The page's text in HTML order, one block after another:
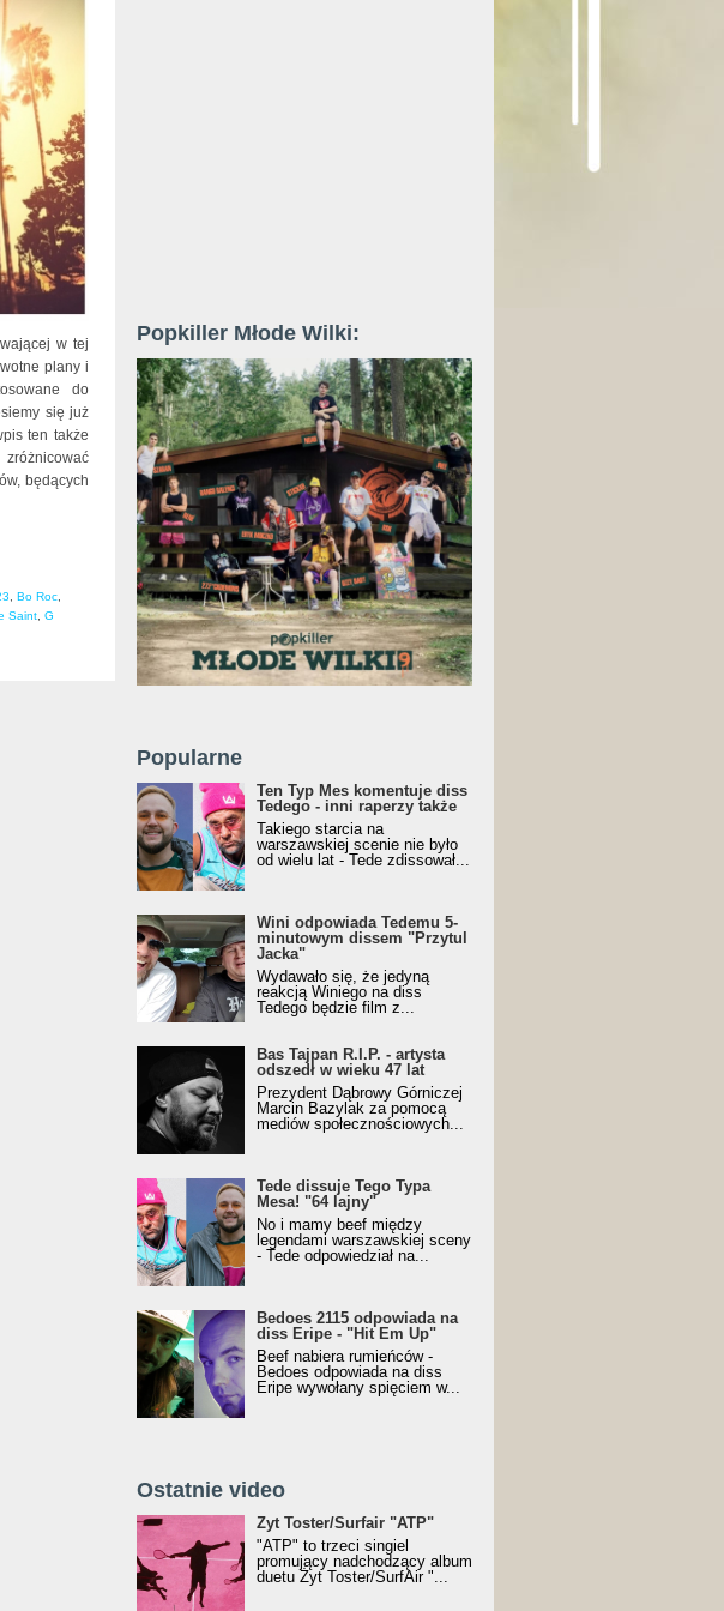
w tej
plany i
do
się już
ten także
będących
, Bo Roc,
Saint, G
Popkiller Młode Wilki:
Popularne
Ten Typ Mes komentuje diss
Tedego - inni raperzy także
Takiego starcia na
warszawskiej scenie nie było
od wielu lat - Tede zdissował...
Wini odpowiada Tedemu 5-
minutowym dissem "Przytul
Jacka"
Wydawało się, że jedyną
reakcją Winiego na diss
Tedego będzie film z...
Bas Tajpan R.I.P. - artysta
odszedł w wieku 47 lat
Prezydent Dąbrowy Górniczej
Marcin Bazylak za pomocą
mediów społecznościowych...
Tede dissuje Tego Typa
Mesa! "64 lajny"
No i mamy beef między
legendami warszawskiej sceny
- Tede odpowiedział na...
Bedoes 2115 odpowiada na
diss Eripe - "Hit Em Up"
Beef nabiera rumieńców -
Bedoes odpowiada na diss
Eripe wywołany spięciem w...
Ostatnie video
Żyt Toster/SurfAir - ATP VIDEO
Żyt Toster/Surfair "ATP"
"ATP" to trzeci singiel
promujący nadchodzący album
duetu Żyt Toster/SurfAir "...